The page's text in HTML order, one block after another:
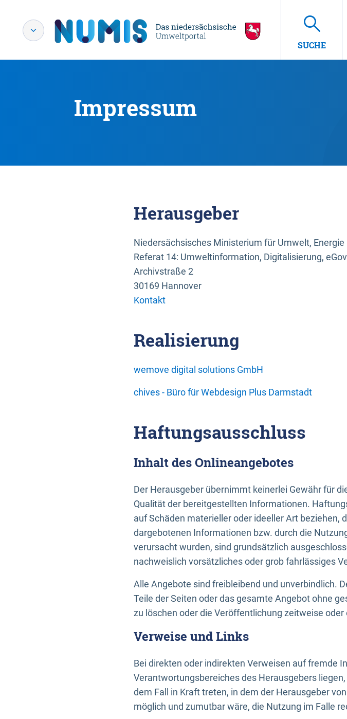
SUCHE
Impressum
Herausgeber
Niedersächsisches Ministerium für Umwelt,
Referat 14: Umweltinformation, Digitalisierung,
Archivstraße 2
30169 Hannover
Kontakt
Realisierung
wemove digital solutions GmbH
chives - Büro für Webdesign Plus Darmstadt
Haftungsausschluss
Inhalt des Onlineangebotes
Der Herausgeber übernimmt keinerlei Gewähr für
Qualität der bereitgestellten Informationen.
auf Schäden materieller oder ideeller Art beziehen,
dargebotenen Informationen bzw. durch die
verursacht wurden, sind grundsätzlich
nachweislich vorsätzliches oder grob fahrlässiges
Alle Angebote sind freibleibend und unverbindlich.
Teile der Seiten oder das gesamte Angebot ohne
zu löschen oder die Veröffentlichung zeitweise
Verweise und Links
Bei direkten oder indirekten Verweisen auf fremde
Verantwortungsbereiches des Herausgebers
dem Fall in Kraft treten, in dem der Herausgeber
möglich und zumutbar wäre, die Nutzung im Falle